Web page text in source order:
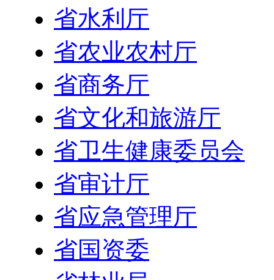
省水利厅
省农业农村厅
省商务厅
省文化和旅游厅
省卫生健康委员会
省审计厅
省应急管理厅
省国资委